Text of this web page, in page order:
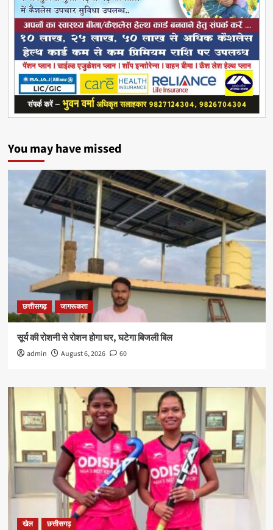
You may have missed
छत्तीसगढ़ जागरूकता
सूर्य की रोशनी से रोशन होगा घर, घटेगा बिजली बिल
admin August 6, 2026 60
खेल छत्तीसगढ़